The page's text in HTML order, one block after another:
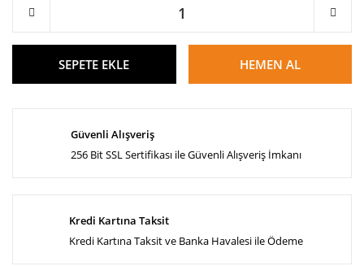
SEPETE EKLE HEMEN AL
Güvenli Alışveriş
256 Bit SSL Sertifikası ile Güvenli Alışveriş İmkanı
Kredi Kartına Taksit
Kredi Kartına Taksit ve Banka Havalesi ile Ödeme